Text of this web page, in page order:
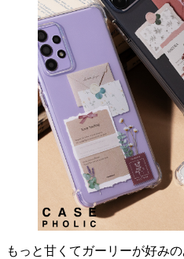
もっと甘くてガーリーが好み